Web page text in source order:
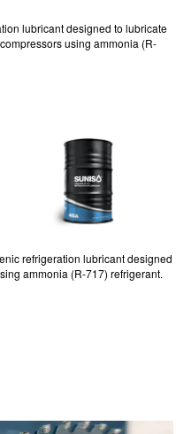
lubricant designed to lubricate
using ammonia (R-
refrigeration lubricant designed
ammonia (R-717) refrigerant.